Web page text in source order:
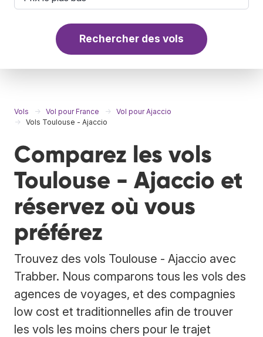
Rechercher des vols
Vols Vol pour France
Vol pour Ajaccio
Vols Toulouse - Ajaccio
Comparez les vols
Toulouse - Ajaccio et
réservez où vous
préférez
Trouvez des vols Toulouse - Ajaccio avec
Trabber. Nous comparons tous les vols des
agences de voyages, et des compagnies
low cost et traditionnelles afin de trouver
les vols les moins chers pour le trajet